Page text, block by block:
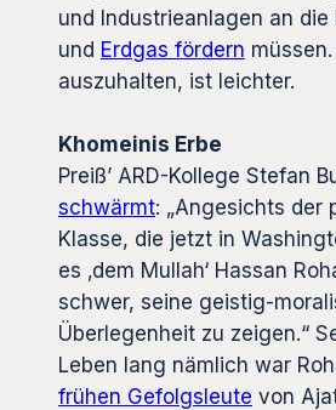
und Industrieanlagen an die
und Erdgas fördern
auszuhalten, ist leichter.
Khomeinis Erbe
Preiß’ ARD-Kollege Stefan
schwärmt: „Angesichts der
Klasse, die jetzt in
es ‚dem Mullah‘ Hassan
schwer, seine geistig-
Überlegenheit zu zeigen.“
Leben lang nämlich war
frühen Gefolgsleute von